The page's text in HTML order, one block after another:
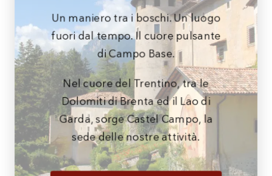
Un maniero tra i boschi. Un luogo
fuori dal tempo. Il cuore pulsante
di Campo Base.
Nel cuore del Trentino, tra le
Dolomiti di Brenta ed il Lao di
Garda, sorge Castel Campo, la
sede delle nostre attività.